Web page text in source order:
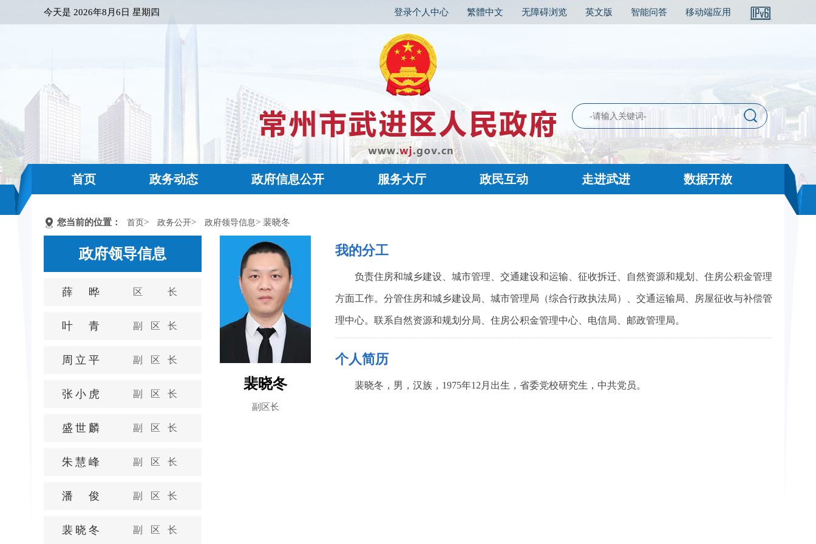
今天是 2026年8月6日 星期四 登录个人中心 繁體中文 无障碍浏览 英文版 智能问答 移动端应用
首页 政务动态 政府信息公开 服务大厅 政民互动 走进武进 数据开放
您当前的位置： 首页> 政务公开> 政府领导信息> 裴晓冬
政府领导信息
薛晔 区长
叶青 副区长
周立平 副区长
张小虎 副区长
盛世麟 副区长
朱慧峰 副区长
潘俊 副区长
裴晓冬 副区长
裴晓冬
副区长
我的分工
负责住房和城乡建设、城市管理、交通建设和运输、征收拆迁、自然资源和规划、住房公积金管理
方面工作。 分管住房和城乡建设局、城市管理局（综合行政执法局）、交通运输局、房屋征收与补偿管
理中心。 联系自然资源和规划分局、住房公积金管理中心、电信局、邮政管理局。
个人简历
裴晓冬，男，汉族，1975年12月出生，省委党校研究生，中共党员。